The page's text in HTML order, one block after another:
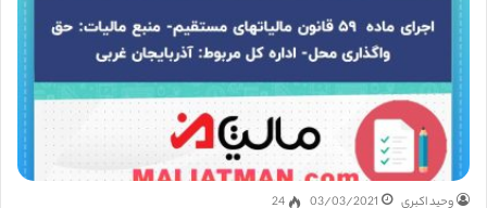
وحید اکبری 03/03/2021
24